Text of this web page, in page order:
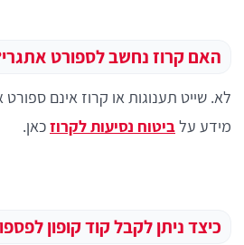
האם קרוז נחשב לספורט
לא. שייט תענוגות או קרוז אינם
מידע עלביטוח נסיעות לקרוזכאן.
כיצד ניתן לקבל קוד קופון